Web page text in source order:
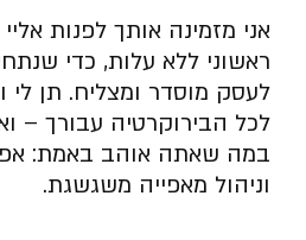
אני מזמינה אותך לפנות
ראשוני ללא עלות, כדי
לעסק מוסדר ומצליח. תן לי
לכל הבירוקרטיה עבורך –
במה שאתה אוהב באמת:
וניהול מאפייה משגשגת.